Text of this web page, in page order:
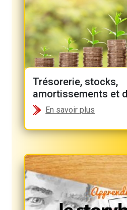
Trésorerie, stocks,
amortissements et
En savoir plus